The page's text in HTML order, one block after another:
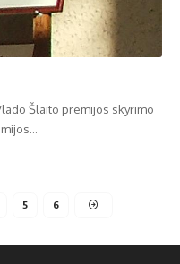
Šlaito premijos skyrimo
5 6